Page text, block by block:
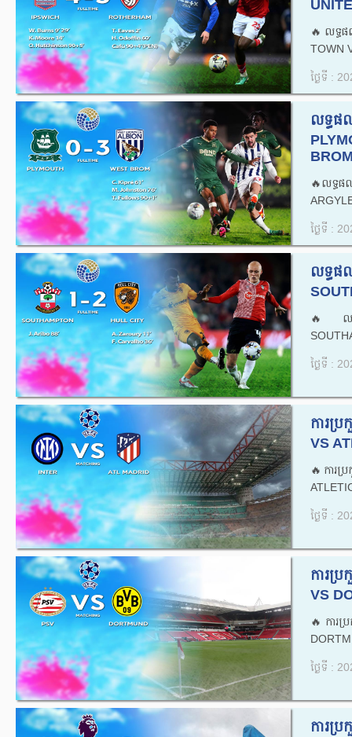
🔥លទ្ធ
TOWN
ថ្ងៃទី :
លទ្ធផ
🔥លទ្ធផ
ថ្ងៃទី :
លទ្ធផ
🔥លទ្
ថ្ងៃទី :
ការប្
VS
🔥ការ
ថ្ងៃទី :
ការប្
VS
🔥ការ
ថ្ងៃទី :
ការប្